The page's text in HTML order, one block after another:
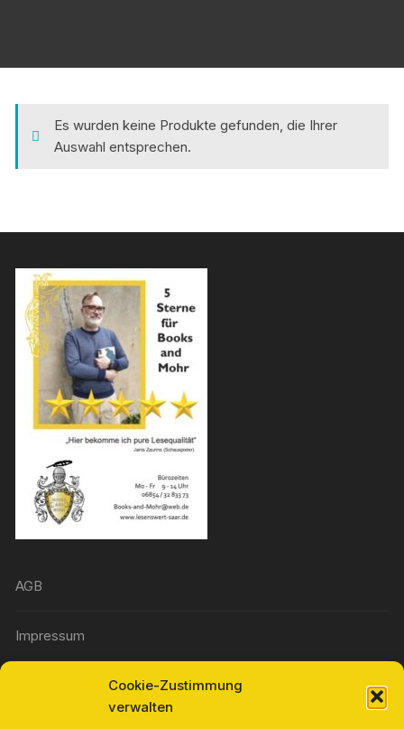
Cookie-Zustimmung
verwalten
Es wurden keine Produkte gefunden, die Ihrer
Auswahl entsprechen.
AGB
Impressum
Widerrufsbelehrung